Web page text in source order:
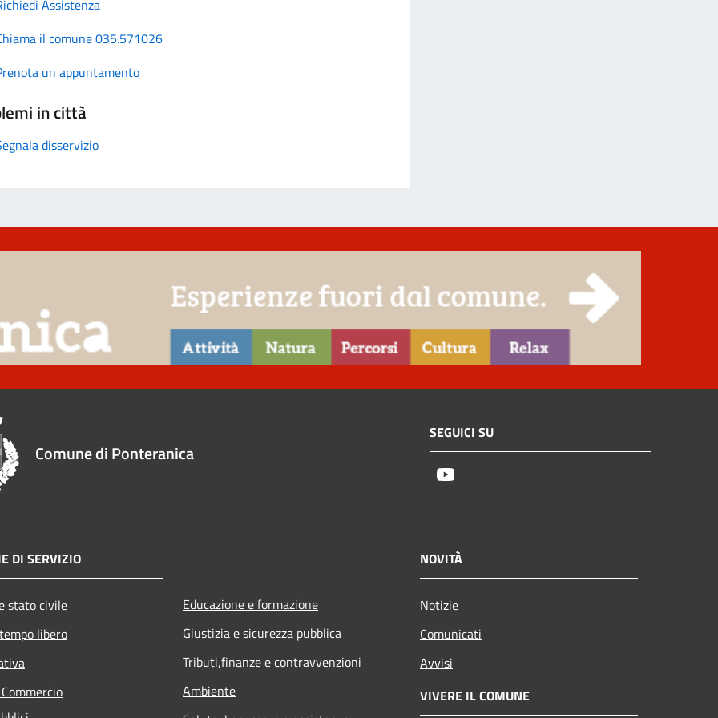
Assistenza
il comune 035.571026
un appuntamento
in città
disservizio
Comune di Ponteranica
SEGUICI SU
DI SERVIZIO
stato civile
libero
Educazione e formazione
Giustizia e sicurezza pubblica
Tributi,finanze e contravvenzioni
Ambiente
NOVITÀ
Notizie
Comunicati
Avvisi
VIVERE IL COMUNE